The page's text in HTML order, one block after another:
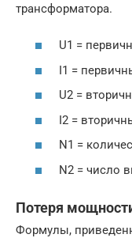
трансформатора.
U1 =
I1 =
U2 =
I2 =
N1 =
N2 = число
Потеря
Формулы,